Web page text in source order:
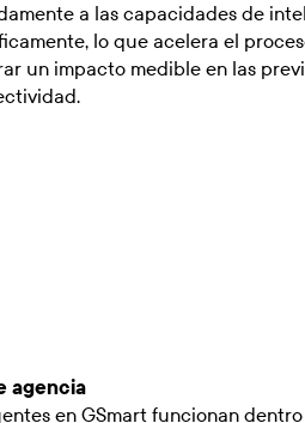
a las capacidades de
lo que acelera el
un impacto medible en las
agencia
en GSmart funcionan